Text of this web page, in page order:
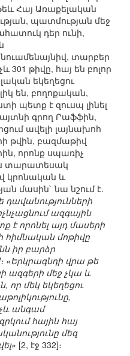
Հայ Առաքելական
պատմության մեջ
դեր ունի,
տարբեր
301 թիվը, հայ են բոլոր
եկեղեցու
են, բողոքական,
պետք է զուսպ լինել
գրող Րաֆֆին,
ավելի լայնախոհ
թվին, բազմաթիվ
որոնք սպառիչ
տարատեսակ
կրոնական և
մասին` նա նշում է.
դավանությունների
ազգային
է որոնել այդ մասերի
հիմնական մոթիվը
իր բարձր
«Երկրագնդի վրա թե
ազգերի մեջ չկա և
որ մեկ եկեղեցու
անգամ
հային հայ
մեզ
[2, էջ 332]։